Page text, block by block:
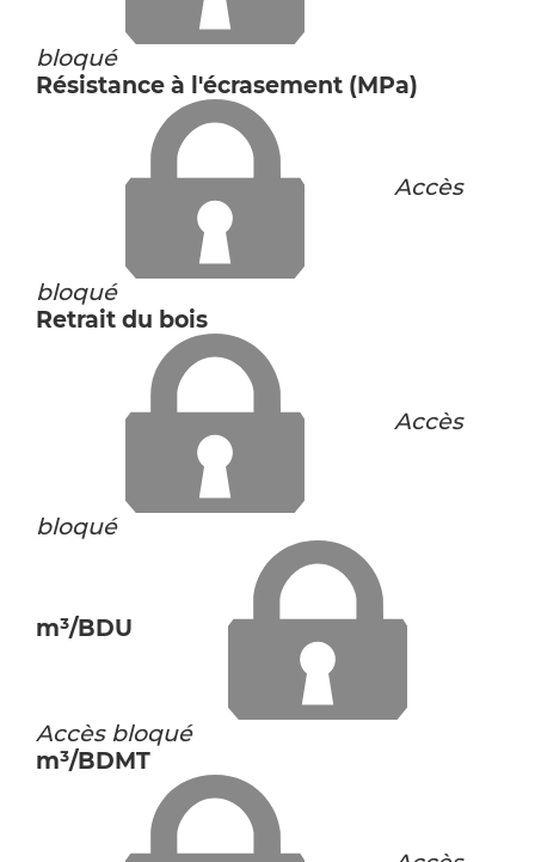
bloqué
Résistance à l'écrasement (MPa)
Accès
bloqué
Retrait du bois
Accès
bloqué
m³/BDU
Accès bloqué
m³/BDMT